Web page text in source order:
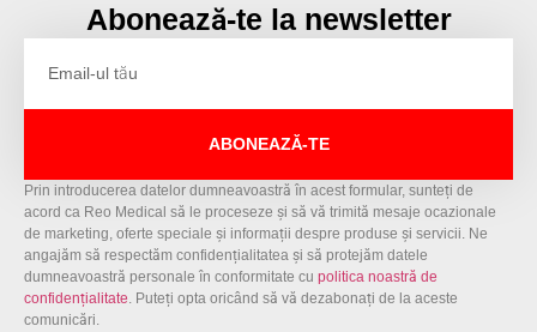
Abonează-te la newsletter
ABONEAZĂ-TE
Prin introducerea datelor dumneavoastră în acest formular, sunteți de
acord ca Reo Medical să le proceseze și să vă trimită mesaje ocazionale
de marketing, oferte speciale și informații despre produse și servicii. Ne
angajăm să respectăm confidențialitatea și să protejăm datele
dumneavoastră personale în conformitate cu politica noastră de
confidențialitate. Puteți opta oricând să vă dezabonați de la aceste
comunicări.